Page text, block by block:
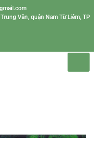
Văn, quận Nam Từ Liêm, TP